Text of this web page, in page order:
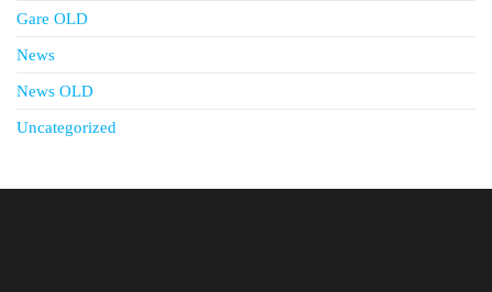
Gare OLD
News
News OLD
Uncategorized